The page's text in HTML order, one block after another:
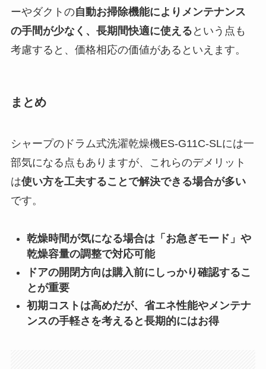
ーやダクトの自動お掃除機能によりメンテナンス
の手間が少なく、長期間快適に使える という点も
考慮すると、価格相応の価値があるといえます。
まとめ
シャープのドラム式洗濯乾燥機ES-G11C-SLには一
部気になる点もありますが、これらのデメリット
は使い方を工夫することで解決できる場合が多い
です。
乾燥時間が気になる場合は「お急ぎモード」や
乾燥容量の調整で対応可能
ドアの開閉方向は購入前にしっかり確認するこ
とが重要
初期コストは高めだが、省エネ性能やメンテナ
ンスの手軽さを考えると長期的にはお得